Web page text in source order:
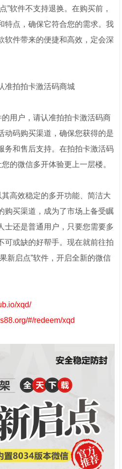
”软件不支持退换。在购买前，
特点，确保它符合您的需求。我
软件带来的便捷和高效，定会深
准拍拍卡激活码商城
的用户，请认准拍拍卡激活码商
动码购买渠道，确保您获得的是
务和售后支持。在拍拍卡激活码
的微信多开体验更上一层楼。
其高效稳定的多开功能、简洁大
购买渠道，成为了市场上备受瞩
士还是普通用户，只要您需要多
可或缺的好帮手。现在就前往拍
新启点”软件，开启全新的微信
xqd/
#/redeem/xqd